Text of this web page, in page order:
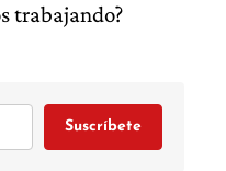
trabajando?
Suscríbete